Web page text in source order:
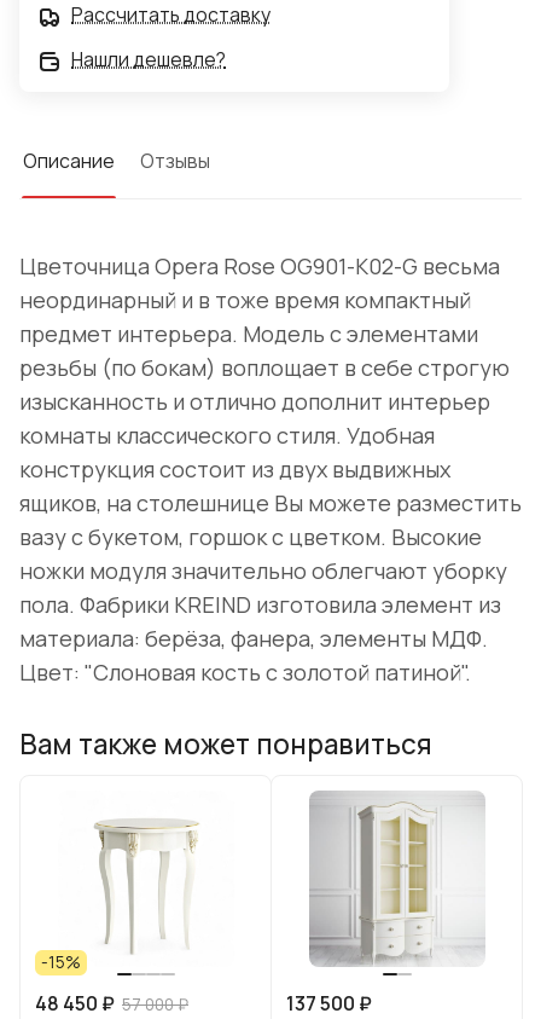
Рассчитать доставку
Нашли дешевле?
Описание Отзывы
Цветочница Opera Rose OG901-K02-G весьма
неординарный и в тоже время компактный
предмет интерьера. Модель с элементами
резьбы (по бокам) воплощает в себе строгую
изысканность и отлично дополнит интерьер
комнаты классического стиля. Удобная
конструкция состоит из двух выдвижных
ящиков, на столешнице Вы можете разместить
вазу с букетом, горшок с цветком. Высокие
ножки модуля значительно облегчают уборку
пола. Фабрики KREIND изготовила элемент из
материала: берёза, фанера, элементы МДФ.
Цвет: "Слоновая кость с золотой патиной".
Вам также может понравиться
-15%
48 450 ₽ 57 000 ₽
137 500 ₽